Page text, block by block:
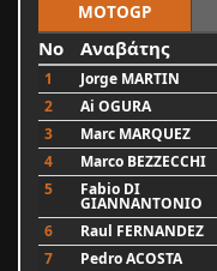
MOTOGP
No Αναβάτης
1 Jorge MARTIN
2
Ai OGURA
3
Marc MARQUEZ
4
Marco BEZZECCHI
5
Fabio DI
GIANNANTONIO
6 Raul FERNANDEZ
7
Pedro ACOSTA